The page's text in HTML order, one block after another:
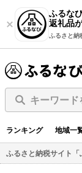
ふるな
返礼品
ふるさと納
キーワード
ランキング 地域一
ふるさと納税サイト「